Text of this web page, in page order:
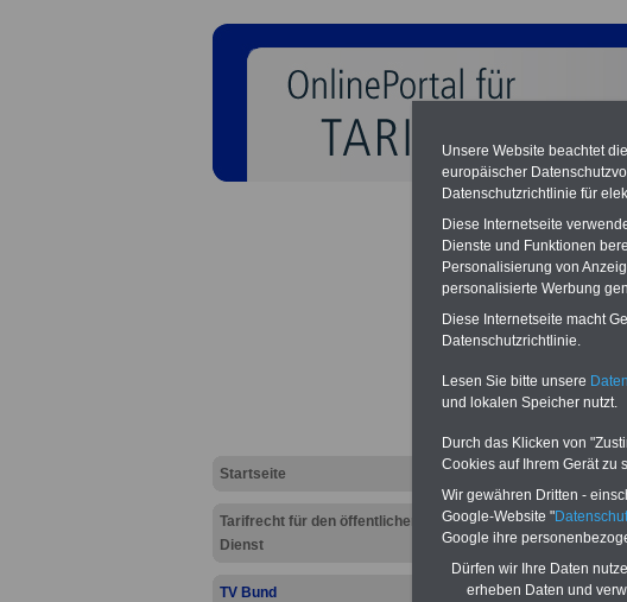
Startseite
Tarifrecht für den öffentlichen
Dienst
TV Bund
Tarifvertrag für
Bundesagentur
Neu
Unsere Website beachtet
europäischer
Datenschutzrichtlinie für
Diese Internetseite
Dienste und Funktionen
Personalisierung von
personalisierte Werbung
Diese Internetseite macht
Datenschutzrichtlinie.
Lesen Sie bitte unsere
und lokalen Speicher nutzt.
Durch das Klicken von
Cookies auf Ihrem Gerät zu
Wir gewähren Dritten -
Google-Website "
Google ihre
Dürfen wir Ihre Daten
erheben Daten und